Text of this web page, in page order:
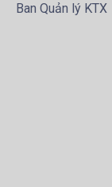
Ban Quản lý KTX